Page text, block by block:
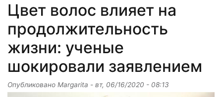
Цвет волос влияет на
продолжительность
жизни: ученые
шокировали заявлением
Опубликовано Margarita - вт, 06/16/2020 - 08:13